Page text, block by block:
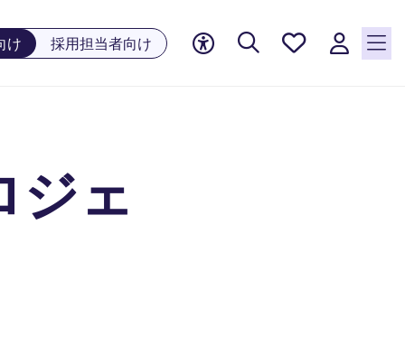
け 採用担当者向け
お気に
ジェ